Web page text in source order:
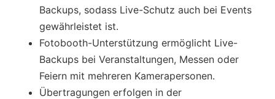
Backups, sodass Live-Schutz auch bei Events
gewährleistet ist.
Fotobooth-Unterstützung ermöglicht Live-
Backups bei Veranstaltungen, Messen oder
Feiern mit mehreren Kamerapersonen.
Übertragungen erfolgen in der